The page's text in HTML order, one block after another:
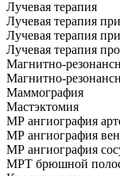
Лучевая терапия
Лучевая терапия
Лучевая терапия
Лучевая терапия
Магнитно-
Магнитно-
Маммография
Мастэктомия
МР ангиография
МР ангиография
МР ангиография
МРТ брюшной